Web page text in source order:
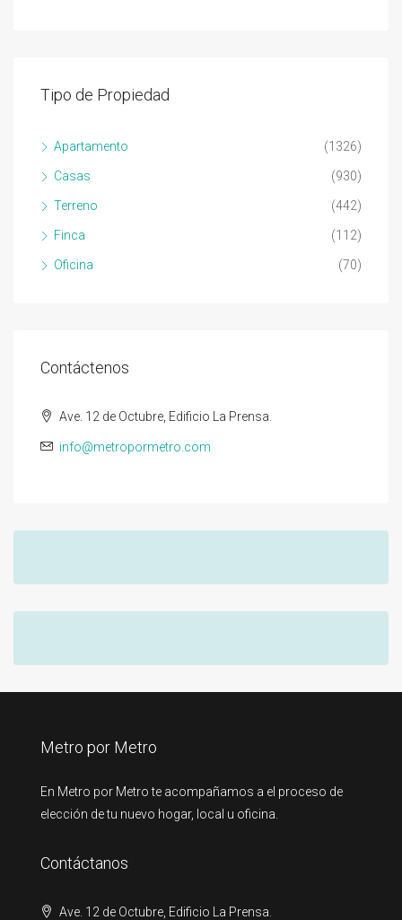
Tipo de Propiedad
Apartamento (1326)
Casas (930)
Terreno (442)
Finca (112)
Oficina (70)
Contáctenos
Ave. 12 de Octubre, Edificio La Prensa.
info@metropormetro.com
Metro por Metro
En Metro por Metro te acompañamos a el proceso de
elección de tu nuevo hogar, local u oficina.
Contáctanos
Ave. 12 de Octubre, Edificio La Prensa.